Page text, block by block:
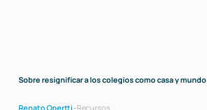
Sobre resignificar a los colegios como casa y mundo
Renato Opertti · Recursos